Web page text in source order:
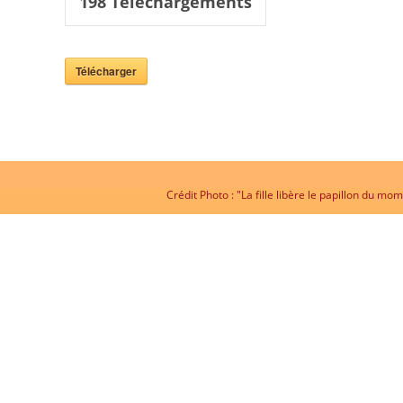
Télécharger
Crédit Photo : "La fille libère le papillon du